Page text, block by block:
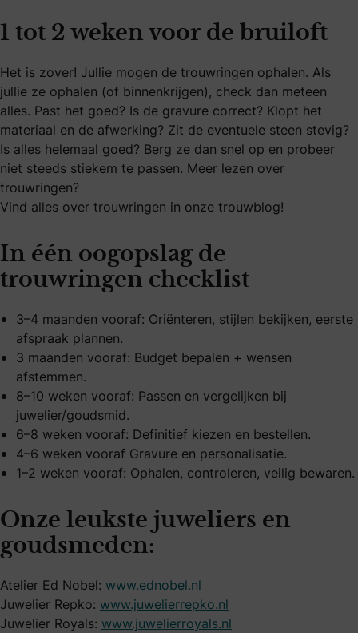
1 tot 2 weken voor de bruiloft
Het is zover! Jullie mogen de trouwringen ophalen. Als
jullie ze ophalen (of binnenkrijgen), check dan meteen
alles. Past het goed? Is de gravure correct? Klopt het
materiaal en de afwerking? Zit de eventuele steen stevig?
Is alles helemaal goed? Berg ze dan snel op en probeer
niet steeds stiekem te passen. Meer lezen over
trouwringen?
Vind alles over trouwringen in onze trouwblog!
In één oogopslag de
trouwringen checklist
3–4 maanden vooraf: Oriënteren, stijlen bekijken, eerste
afspraak plannen.
3 maanden vooraf: Budget bepalen + wensen
afstemmen.
8–10 weken vooraf: Passen en vergelijken bij
juwelier/goudsmid.
6–8 weken vooraf: Definitief kiezen en bestellen.
4–6 weken vooraf Gravure en personalisatie.
1–2 weken vooraf: Ophalen, controleren, veilig bewaren.
Onze leukste juweliers en
goudsmeden:
Atelier Ed Nobel: www.ednobel.nl
Juwelier Repko: www.juwelierrepko.nl
Juwelier Royals: www.juwelierroyals.nl